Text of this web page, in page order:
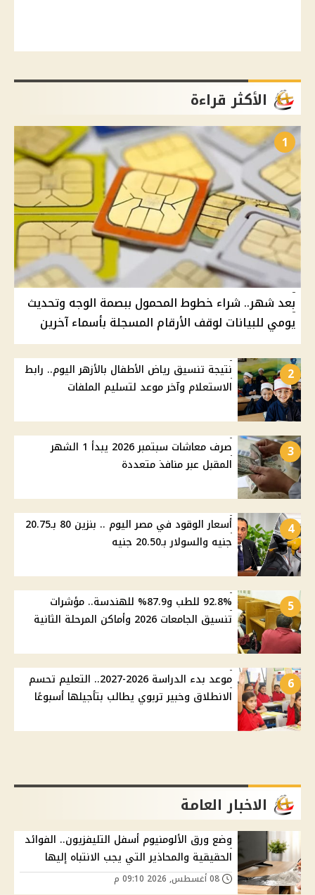
الأكثر قراءة
1
بعد شهر.. شراء خطوط المحمول ببصمة الوجه وتحديث
يومي للبيانات لوقف الأرقام المسجلة بأسماء آخرين
2
نتيجة تنسيق رياض الأطفال بالأزهر اليوم.. رابط
الاستعلام وآخر موعد لتسليم الملفات
3
صرف معاشات سبتمبر 2026 يبدأ 1 الشهر
المقبل عبر منافذ متعددة
4
أسعار الوقود في مصر اليوم .. بنزين 80 بـ20.75
جنيه والسولار بـ20.50 جنيه
5
92.8% للطب و87.9% للهندسة.. مؤشرات
تنسيق الجامعات 2026 وأماكن المرحلة الثانية
6
موعد بدء الدراسة 2026-2027.. التعليم تحسم
الانطلاق وخبير تربوي يطالب بتأجيلها أسبوعًا
الاخبار العامة
وضع ورق الألومنيوم أسفل التليفزيون.. الفوائد
الحقيقية والمحاذير التي يجب الانتباه إليها